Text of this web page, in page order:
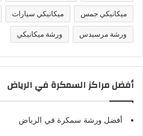
ميكانيكي جمس ميكانيكي سيارات
ورشة مرسيدس ورشة ميكانيكي
أفضل مراكز السمكرة في الرياض
أفضل ورشة سمكرة في الرياض